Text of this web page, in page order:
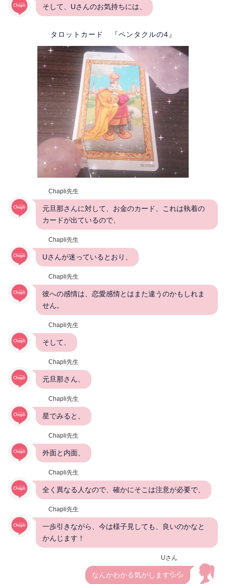
そして、Uさんのお気持ちには、
タロットカード 『ペンタクルの4』
Chapli先生
元旦那さんに対して、お金のカード、これは執着の
カードが出ているので、
Chapli先生
Uさんが迷っているとおり、
Chapli先生
彼への感情は、恋愛感情とはまた違うのかもしれま
せん。
Chapli先生
そして、
Chapli先生
元旦那さん、
Chapli先生
星でみると、
Chapli先生
外面と内面、
Chapli先生
全く異なる人なので、確かにそこは注意が必要で、
Chapli先生
一歩引きながら、今は様子見しても、良いのかなと
かんじます！
Uさん
なんかわかる気がします💦💦